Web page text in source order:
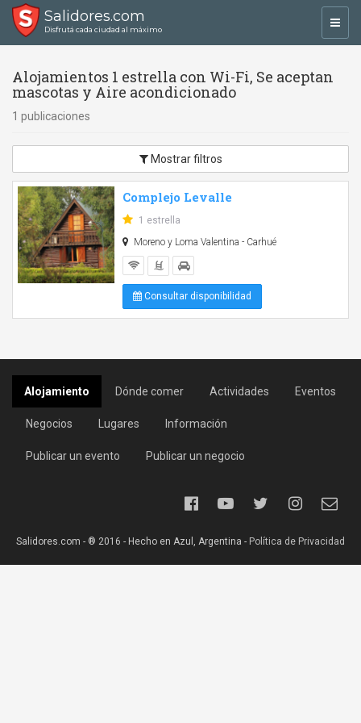
Salidores.com
Disfrutá cada ciudad al máximo
Alojamientos 1 estrella con Wi-Fi, Se aceptan
mascotas y Aire acondicionado
1 publicaciones
Mostrar filtros
Complejo Levalle
1 estrella
Moreno y Loma Valentina - Carhué
Consultar disponibilidad
Alojamiento Dónde comer Actividades Eventos
Negocios Lugares Información
Publicar un evento Publicar un negocio
Salidores.com - ® 2016 - Hecho en Azul, Argentina - Política de Privacidad